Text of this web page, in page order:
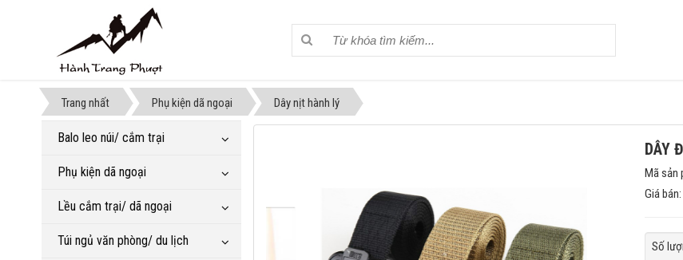
Trang nhất Phụ kiện dã ngoại Dây nịt hành lý
DÂY
Mã sản
Giá bán:
Số
Balo leo núi/ cắm trại
Phụ kiện dã ngoại
Lều cắm trại/ dã ngoại
Túi ngủ văn phòng/ du lịch